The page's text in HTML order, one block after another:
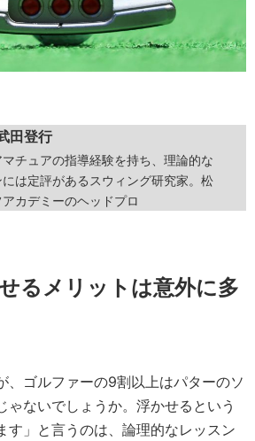
田登行
チュアの指導経験を持ち、理論的な
には定評があるスウィング研究家。松
アカデミーのヘッドプロ
るメリットは意外に多
、ゴルファーの9割以上はパターのソ
ゃないでしょうか。浮かせるという
す」と言うのは、論理的なレッスン